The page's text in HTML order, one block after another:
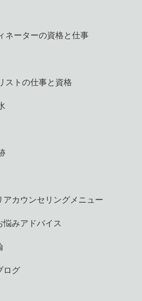
ネーターの資格と仕事
ストの仕事と資格
アカウンセリングメニュー
悩みアドバイス
ログ